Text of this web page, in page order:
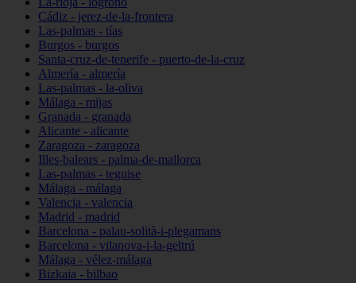
Cádiz - jerez-de-la-frontera
Las-palmas - tías
Burgos - burgos
Santa-cruz-de-tenerife - puerto-de-la-cruz
Almería - almería
Las-palmas - la-oliva
Málaga - mijas
Granada - granada
Alicante - alicante
Zaragoza - zaragoza
Illes-balears - palma-de-mallorca
Las-palmas - teguise
Málaga - málaga
Valencia - valencia
Madrid - madrid
Barcelona - palau-solità-i-plegamans
Barcelona - vilanova-i-la-geltrú
Málaga - vélez-málaga
Bizkaia - bilbao